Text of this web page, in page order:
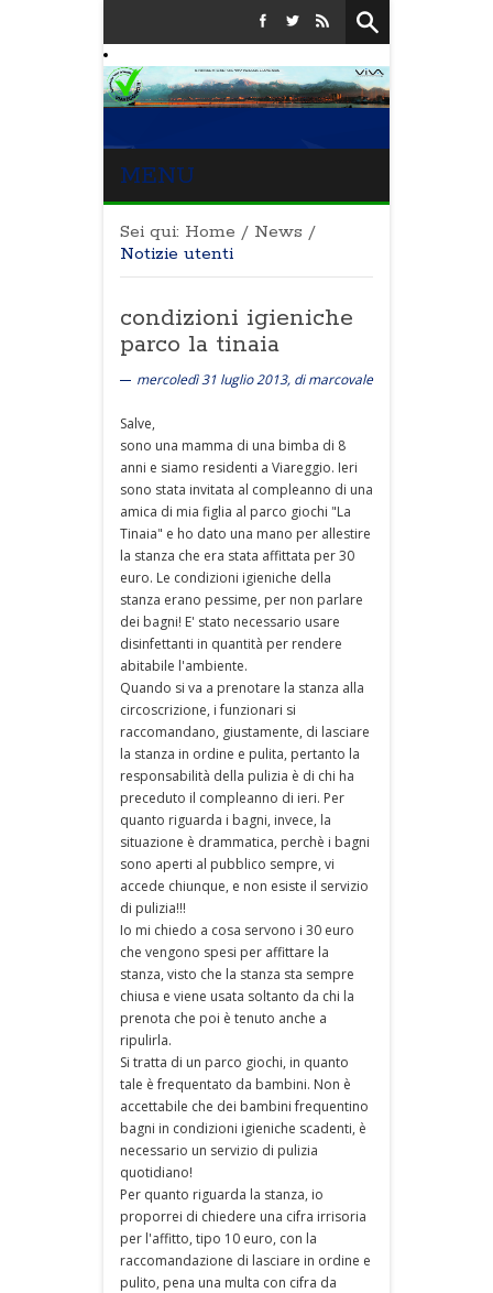
MENU
Sei qui: Home / News /
Notizie utenti
condizioni igieniche
parco la tinaia
mercoledì 31 luglio 2013, di marcovale
Salve,
sono una mamma di una bimba di 8
anni e siamo residenti a Viareggio. Ieri
sono stata invitata al compleanno di una
amica di mia figlia al parco giochi "La
Tinaia" e ho dato una mano per allestire
la stanza che era stata affittata per 30
euro. Le condizioni igieniche della
stanza erano pessime, per non parlare
dei bagni! E' stato necessario usare
disinfettanti in quantità per rendere
abitabile l'ambiente.
Quando si va a prenotare la stanza alla
circoscrizione, i funzionari si
raccomandano, giustamente, di lasciare
la stanza in ordine e pulita, pertanto la
responsabilità della pulizia è di chi ha
preceduto il compleanno di ieri. Per
quanto riguarda i bagni, invece, la
situazione è drammatica, perchè i bagni
sono aperti al pubblico sempre, vi
accede chiunque, e non esiste il servizio
di pulizia!!!
Io mi chiedo a cosa servono i 30 euro
che vengono spesi per affittare la
stanza, visto che la stanza sta sempre
chiusa e viene usata soltanto da chi la
prenota che poi è tenuto anche a
ripulirla.
Si tratta di un parco giochi, in quanto
tale è frequentato da bambini. Non è
accettabile che dei bambini frequentino
bagni in condizioni igieniche scadenti, è
necessario un servizio di pulizia
quotidiano!
Per quanto riguarda la stanza, io
proporrei di chiedere una cifra irrisoria
per l'affitto, tipo 10 euro, con la
raccomandazione di lasciare in ordine e
pulito, pena una multa con cifra da